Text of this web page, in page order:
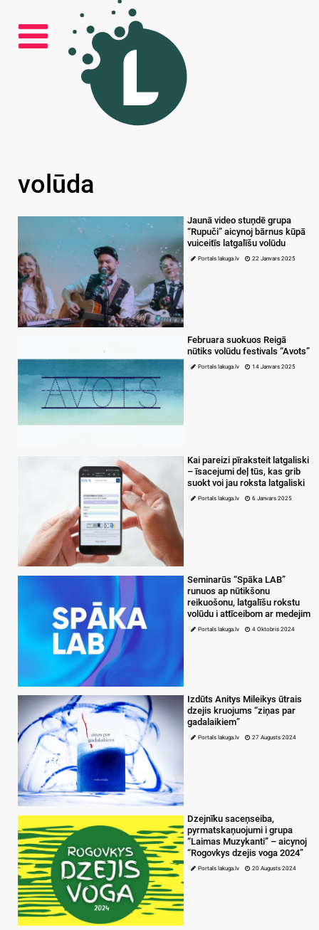
volūda
Jaunā video stuņdē grupa
“Rupuči” aicynoj bārnus kūpā
vuiceitīs latgalīšu volūdu
Portals lakuga.lv 22 Janvars 2025
Februara suokuos Reigā
nūtiks volūdu festivals “Avots”
Portals lakuga.lv 14 Janvars 2025
Kai pareizi pīraksteit latgaliski
– īsacejumi deļ tūs, kas grib
suokt voi jau roksta latgaliski
Portals lakuga.lv 6 Janvars 2025
Seminarūs “Spāka LAB”
runuos ap nūtikšonu
reikuošonu, latgalīšu rokstu
volūdu i attīceibom ar medejim
Portals lakuga.lv 4 Oktobris 2024
Izdūts Anitys Mileikys ūtrais
dzejis kruojums “ziņas par
gadalaikiem”
Portals lakuga.lv 27 Augusts 2024
Dzejnīku saceņseiba,
pyrmatskaņuojumi i grupa
“Laimas Muzykanti” – aicynoj
“Rogovkys dzejis voga 2024”
Portals lakuga.lv 20 Augusts 2024